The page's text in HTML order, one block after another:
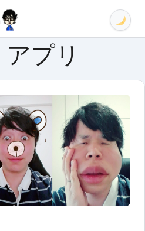
アプリ